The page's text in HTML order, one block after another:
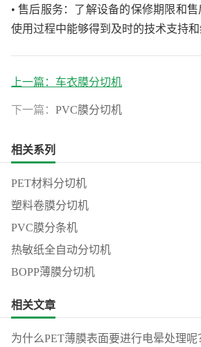
• 售后服务：了解设备的保修期限和
使用过程中能够得到及时的技术支持和
上一篇： 车衣膜分切机
下一篇： PVC膜分切机
相关系列
PET材料分切机
塑料卷膜分切机
PVC膜分条机
热敏纸全自动分切机
BOPP薄膜分切机
相关文章
为什么PET薄膜表面要进行电晕处理呢